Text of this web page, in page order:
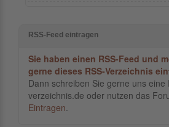
RSS-Feed eintragen
Sie haben einen RSS-Feed und
gerne dieses RSS-Verzeichnis
Dann schreiben Sie gerne uns eine
verzeichnis.de oder nutzen das
Eintragen.